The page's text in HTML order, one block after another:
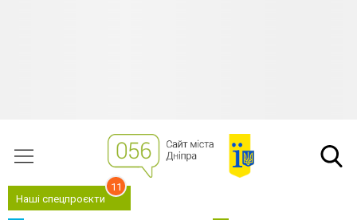
Наші спецпроєкти
11